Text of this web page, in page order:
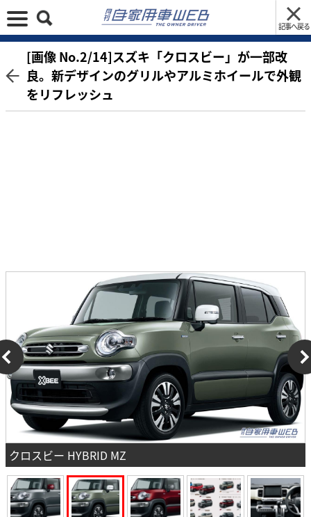
記事へ戻る
[画像 No.2/14]スズキ「クロスビー」が一部改
良。新デザインのグリルやアルミホイールで外観
をリフレッシュ
クロスビー HYBRID MZ